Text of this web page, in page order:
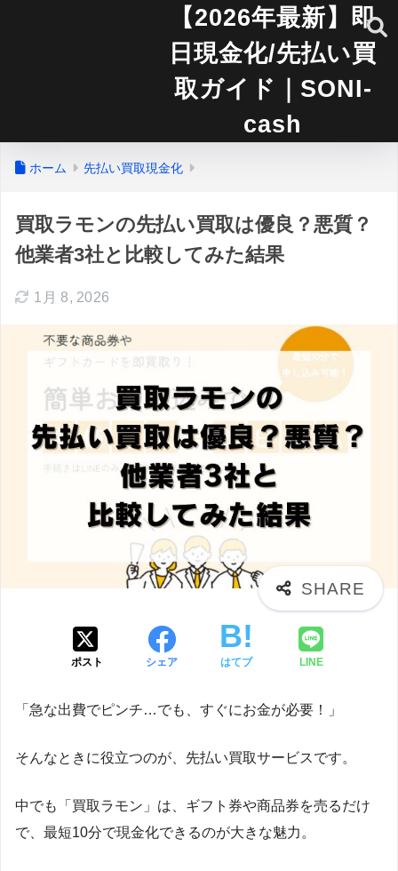
【2026年最新】即
日現金化/先払い買
取ガイド｜SONI-
cash
ホーム 先払い買取現金化
買取ラモンの先払い買取は優良？悪質？
他業者3社と比較してみた結果
1月 8, 2026
ポスト シェア はてブ LINE
「急な出費でピンチ…でも、すぐにお金が必要！」
そんなときに役立つのが、先払い買取サービスです。
中でも「買取ラモン」は、ギフト券や商品券を売るだけ
で、最短10分で現金化できるのが大きな魅力。